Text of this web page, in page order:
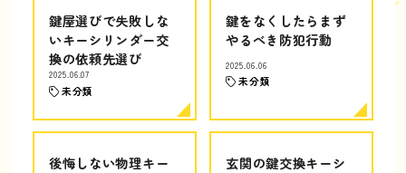
鍵屋選びで失敗しな
いキーシリンダー交
換の依頼先選び
2025.06.07
未分類
鍵をなくしたらまず
やるべき防犯行動
2025.06.06
未分類
後悔しない物理キー
玄関の鍵交換キーシ